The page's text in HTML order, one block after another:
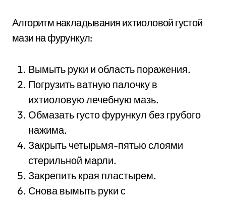
Алгоритм накладывания ихтиоловой густой
мази на фурункул:
Вымыть руки и область поражения.
Погрузить ватную палочку в
ихтиоловую лечебную мазь.
Обмазать густо фурункул без грубого
нажима.
Закрыть четырьмя-пятью слоями
стерильной марли.
Закрепить края пластырем.
Снова вымыть руки с